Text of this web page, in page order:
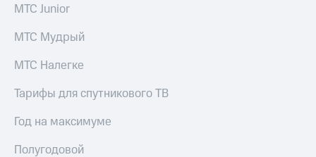
МТС Junior
МТС Мудрый
МТС Налегке
Тарифы для спутникового ТВ
Год на максимуме
Полугодовой